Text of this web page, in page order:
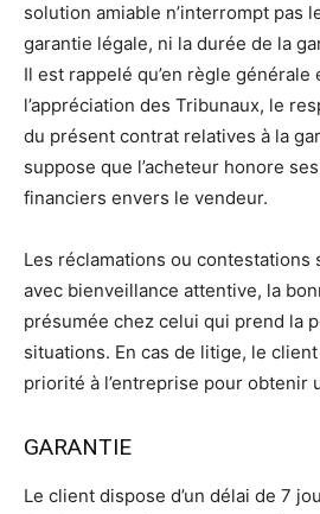
solution amiable n’interrompt pas
garantie légale, ni la durée de la
Il est rappelé qu’en règle
l’appréciation des Tribunaux, le
du présent contrat relatives à la
suppose que l’acheteur honore
financiers envers le vendeur.
Les réclamations ou
avec bienveillance attentive, la
présumée chez celui qui prend la
situations. En cas de litige, le client
priorité à l’entreprise pour obtenir
GARANTIE
Le client dispose d’un délai de 7